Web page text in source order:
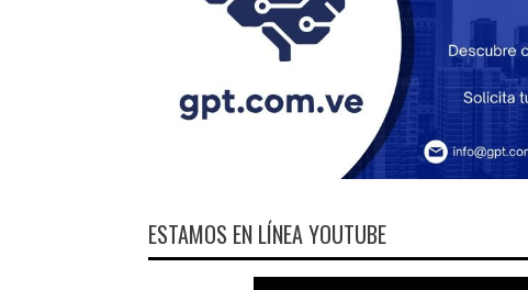
ESTAMOS EN LÍNEA YOUTUBE